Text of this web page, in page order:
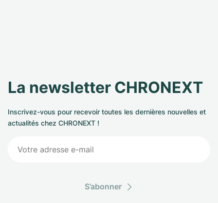
La newsletter CHRONEXT
Inscrivez-vous pour recevoir toutes les dernières nouvelles et
actualités chez CHRONEXT !
S’abonner